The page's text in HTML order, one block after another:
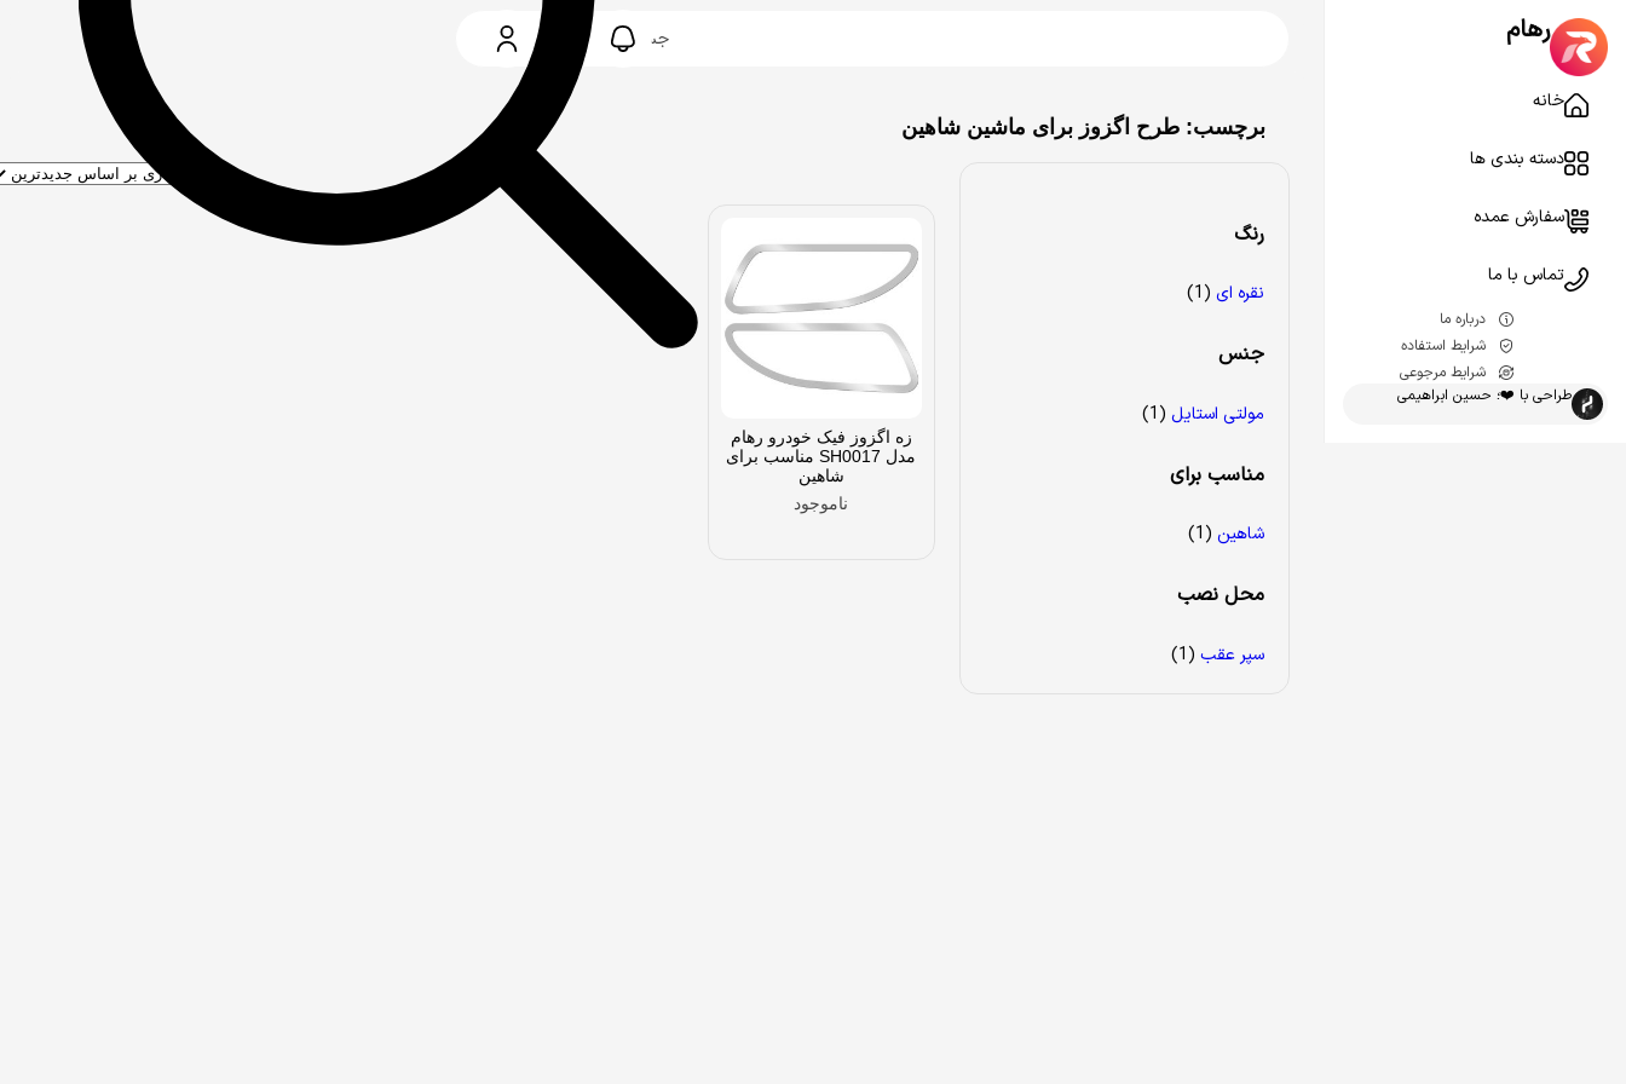
رهام
خانه
دسته بندی ها
سفارش عمده
تماس با ما
درباره ما
شرایط استفاده
شرایط مرجوعی
طراحی با ❤️؛ حسین ابراهیمی
برچسب: طرح اگزوز برای ماشین شاهین
رنگ
نقره ای (1)
جنس
مولتی استایل (1)
مناسب برای
شاهین (1)
محل نصب
سپر عقب (1)
زه اگزوز فیک خودرو رهام
مدل SH0017 مناسب برای
شاهین
ناموجود